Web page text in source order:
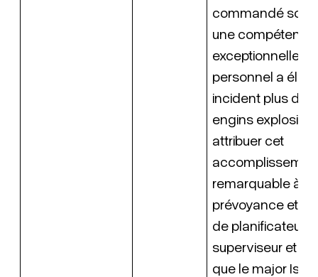
commandé son
une compétence
exceptionnelle.
personnel a
incident plus de
engins explosifs.
attribuer cet
remarquable à la
prévoyance et
de planificateur,
superviseur et
que le major